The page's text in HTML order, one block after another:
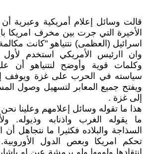
قالت وسائل إعلام أمريكية وعبرية أن
الأخيرة التي جرت بين مخرف امريكا
اسرائيل (العظمى) نتنياهو "كانت
وان اارئيس الأمريكي استخدم
وكلمات قوية وأوضح لنتنياهو أن
سياسته في الحرب على غزة ويوفف
ويفتح جميع المعابر لتسهيل وصول
إلى غزة .
هذا ما تقوله وسائل إعلامهم وعلينا
ما يقوله الغرب واذنابه وذيوله.
السذاجة والبلاده فكثيرا ما نتجاهل
تحكم امريكا وبعص الدول